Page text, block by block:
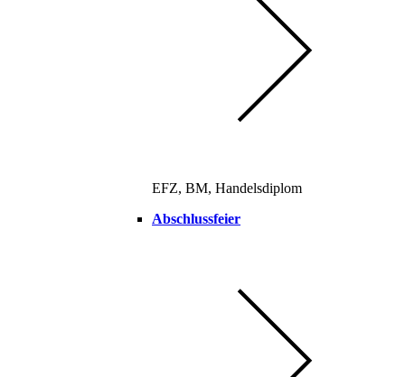
EFZ, BM, Handelsdiplom
Abschlussfeier